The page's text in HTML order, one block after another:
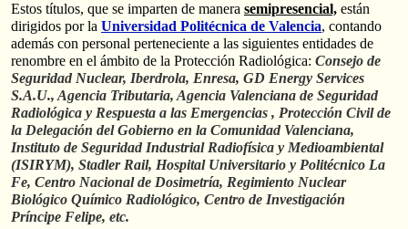
Estos títulos, que se imparten de manera semipresencial, están
dirigidos por la Universidad Politécnica de Valencia, contando
además con personal perteneciente a las siguientes entidades de
renombre en el ámbito de la Protección Radiológica: Consejo de
Seguridad Nuclear, Iberdrola, Enresa, GD Energy Services
S.A.U., Agencia Tributaria, Agencia Valenciana de Seguridad
Radiológica y Respuesta a las Emergencias , Protección Civil de
la Delegación del Gobierno en la Comunidad Valenciana,
Instituto de Seguridad Industrial Radiofísica y Medioambiental
(ISIRYM), Stadler Rail, Hospital Universitario y Politécnico La
Fe, Centro Nacional de Dosimetría, Regimiento Nuclear
Biológico Químico Radiológico, Centro de Investigación
Príncipe Felipe, etc.